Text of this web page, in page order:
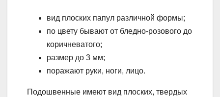
вид плоских папул различной формы;
по цвету бывают от бледно-розового до
коричневатого;
размер до 3 мм;
поражают руки, ноги, лицо.
Подошвенные имеют вид плоских, твердых